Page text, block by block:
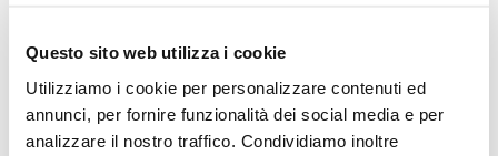
Questo sito web utilizza i cookie
Utilizziamo i cookie per personalizzare contenuti ed
annunci, per fornire funzionalità dei social media e per
analizzare il nostro traffico. Condividiamo inoltre